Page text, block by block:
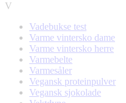
V
Vadebukse test
Varme vintersko dame
Varme vintersko herre
Varmebelte
Varmesåler
Vegansk proteinpulver
Vegansk sjokolade